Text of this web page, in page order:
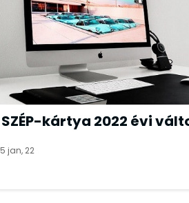
SZÉP-kártya 2022 évi
5 jan, 22